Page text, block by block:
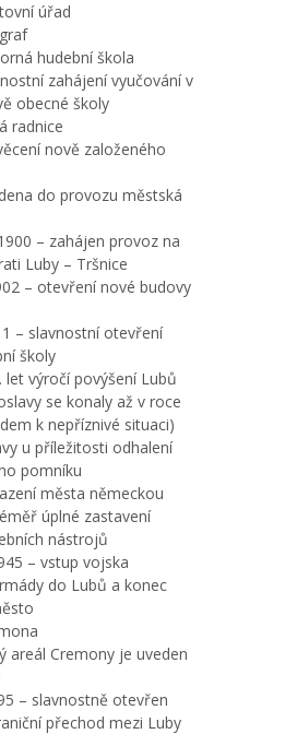
úřad
hudební škola
zahájení vyučování v
obecné školy
radnice
nově založeného
do provozu městská
– zahájen provoz na
Luby – Tršnice
– otevření nové budovy
– slavnostní otevření
školy
let výročí povýšení Lubů
se konaly až v roce
k nepříznivé situaci)
u příležitosti odhalení
pomníku
města německou
úplné zastavení
nástrojů
– vstup vojska
do Lubů a konec
areál Cremony je uveden
– slavnostně otevřen
přechod mezi Luby